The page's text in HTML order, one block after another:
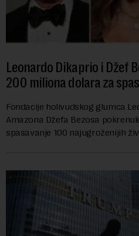
Leonardo Dikaprio i Džef
200 miliona dolara za
Fondacije holivudskog glumca
Amazona Džefa Bezosa
spasavanje 100 najugroženijih